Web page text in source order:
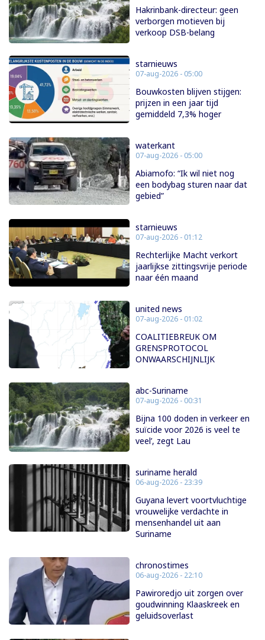
Hakrinbank-directeur: geen
verborgen motieven bij
verkoop DSB-belang
starnieuws
07-aug-2026 - 05:00
Bouwkosten blijven stijgen:
prijzen in een jaar tijd
gemiddeld 7,3% hoger
waterkant
07-aug-2026 - 05:00
Abiamofo: “Ik wil niet nog
een bodybag sturen naar dat
gebied”
starnieuws
07-aug-2026 - 01:12
Rechterlijke Macht verkort
jaarlijkse zittingsvrije periode
naar één maand
united news
07-aug-2026 - 01:02
COALITIEBREUK OM
GRENSPROTOCOL
ONWAARSCHIJNLIJK
abc-Suriname
07-aug-2026 - 00:31
Bijna 100 doden in verkeer en
suïcide voor 2026 is veel te
veel’, zegt Lau
suriname herald
06-aug-2026 - 23:39
Guyana levert voortvluchtige
vrouwelijke verdachte in
mensenhandel uit aan
Suriname
chronostimes
06-aug-2026 - 22:10
Pawiroredjo uit zorgen over
goudwinning Klaaskreek en
geluidsoverlast